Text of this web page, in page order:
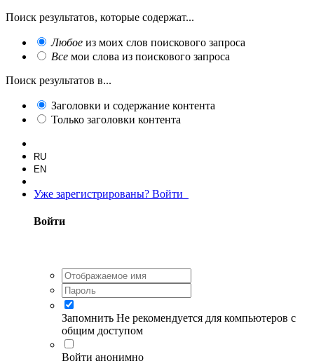
Поиск результатов, которые содержат...
Любое из моих слов поискового запроса
Все мои слова из поискового запроса
Поиск результатов в...
Заголовки и содержание контента
Только заголовки контента
RU
EN
Уже зарегистрированы? Войти
Войти
Запомнить Не рекомендуется для компьютеров с
общим доступом
Войти анонимно